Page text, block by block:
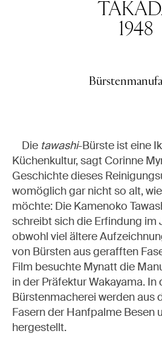
1948
Die tawashi-Bürste ist eine
Küchenkultur, sagt Corinne
Geschichte dieses
womöglich gar nicht so alt,
möchte: Die Kamenoko
schreibt sich die Erfindung im
obwohl viel ältere
von Bürsten aus gerafften
Film besuchte Mynatt die
in der Präfektur Wakayama. In
Bürstenmacherei werden aus
Fasern der Hanfpalme Besen
hergestellt.